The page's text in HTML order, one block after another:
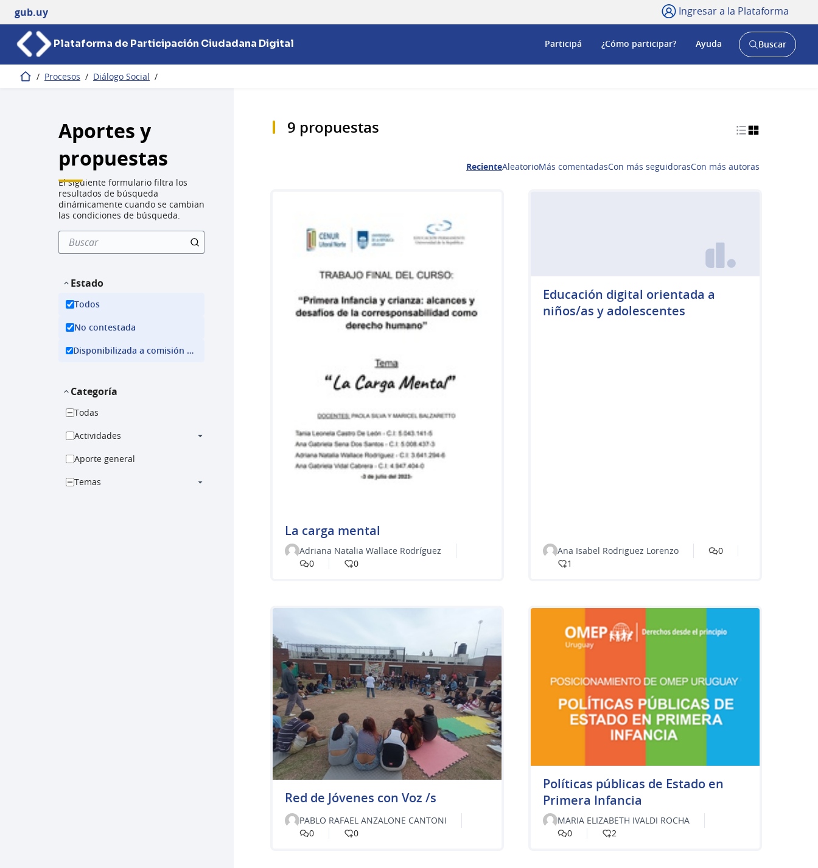
gub.uy Ingresar a la Plataforma
Plataforma de Participación Ciudadana Digital Participá ¿Cómo participar? Ayuda
AbrirBuscar
Inicio / Procesos / Diálogo Social /
Aportes y
propuestas
El siguiente formulario filtra los
resultados de búsqueda
dinámicamente cuando se cambian
las condiciones de búsqueda.
Estado
Todos
No contestada
Disponibilizada a comisión ejecutiva
Categoría
Todas
Actividades
Aporte general
Temas
9 propuestas
RecienteAleatorioMás comentadasCon más seguidorasCon más autoras
La carga mental
Adriana Natalia Wallace Rodríguez
0
0
Educación digital orientada a
niños/as y adolescentes
Ana Isabel Rodriguez Lorenzo
0
1
Red de Jóvenes con Voz /s
PABLO RAFAEL ANZALONE CANTONI
0
0
Políticas públicas de Estado en
Primera Infancia
MARIA ELIZABETH IVALDI ROCHA
0
2